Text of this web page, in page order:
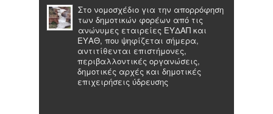
Στο νομοσχέδιο για την απορρόφηση
των δημοτικών φορέων από τις
ανώνυμες εταιρείες ΕΥΔΑΠ και
ΕΥΑΘ, που ψηφίζεται σήμερα,
αντιτίθενται επιστήμονες,
περιβαλλοντικές οργανώσεις,
δημοτικές αρχές και δημοτικές
επιχειρήσεις ύδρευσης